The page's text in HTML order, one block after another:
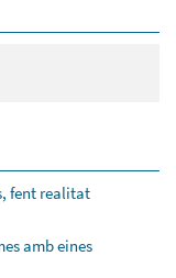
fent realitat
amb eines